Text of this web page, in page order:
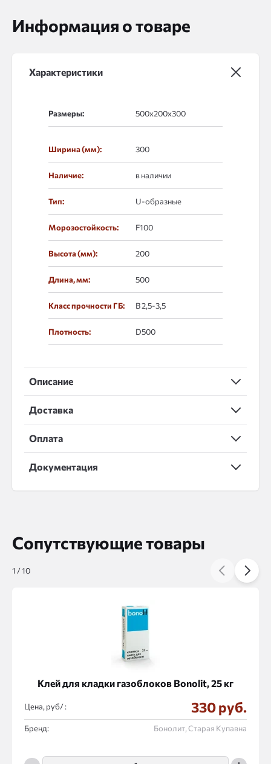
Информация о товаре
Характеристики
Размеры:
Ширина (мм): 300
Наличие: в наличии
Тип: U-образные
Морозостойкость: F100
Высота (мм): 200
Длина, мм: 500
Класс прочности ГБ: В 2,5-3,5
Плотность: D500
Описание
Доставка
Оплата
Документация
Сопутствующие товары
Клей для кладки газоблоков Bonolit, 25 кг
Цена, руб/ : 330 руб.
Бренд: Бонолит, Старая Купавна
1 /10